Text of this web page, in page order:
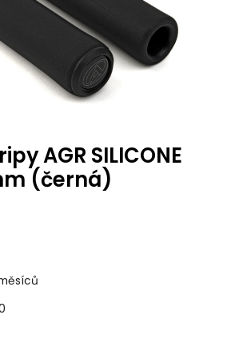
AGR SILICONE
(černá)